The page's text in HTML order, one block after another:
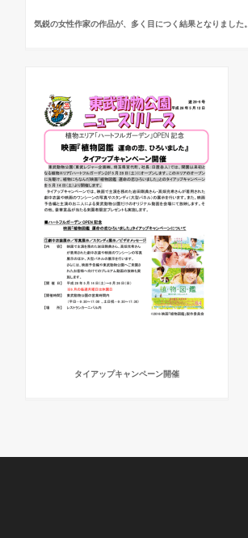
気鋭の女性作家の作品が、多く目につく結果となりました。
タイアップキャンペーン開催